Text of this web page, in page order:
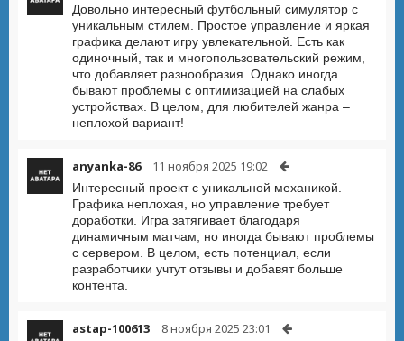
Довольно интересный футбольный симулятор с
уникальным стилем. Простое управление и яркая
графика делают игру увлекательной. Есть как
одиночный, так и многопользовательский режим,
что добавляет разнообразия. Однако иногда
бывают проблемы с оптимизацией на слабых
устройствах. В целом, для любителей жанра –
неплохой вариант!
anyanka-86 11 ноября 2025 19:02
Интересный проект с уникальной механикой.
Графика неплохая, но управление требует
доработки. Игра затягивает благодаря
динамичным матчам, но иногда бывают проблемы
с сервером. В целом, есть потенциал, если
разработчики учтут отзывы и добавят больше
контента.
astap-100613 8 ноября 2025 23:01